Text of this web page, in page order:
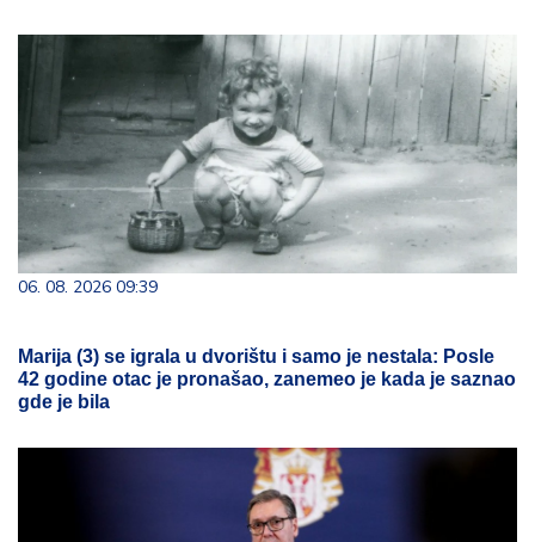
06. 08. 2026 09:39
Marija (3) se igrala u dvorištu i samo je nestala: Posle
42 godine otac je pronašao, zanemeo je kada je saznao
gde je bila